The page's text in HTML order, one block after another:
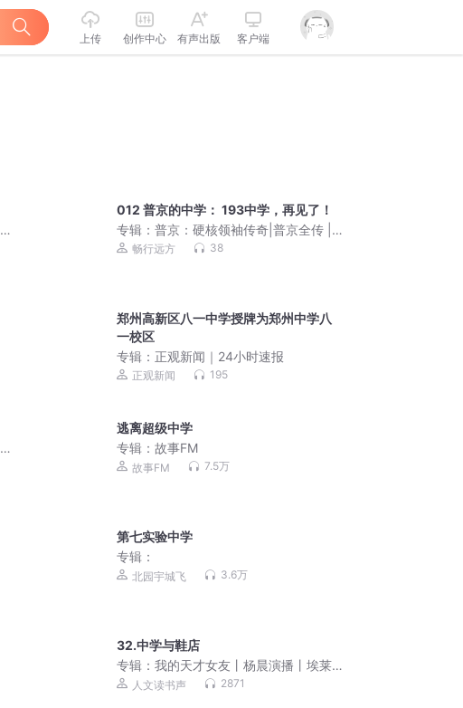
上传 创作中心 有声出版 客户端
012 普京的中学： 193中学，再见了！
专辑：普京：硬核领袖传奇|普京全传 |
大国博弈| 俄乌
畅行远方 38
郑州高新区八一中学授牌为郑州中学八
一校区
专辑： 正观新闻｜24小时速报
正观新闻 195
逃离超级中学
专辑：故事FM
故事FM 7.5万
第七实验中学
专辑：
北园宇城飞 3.6万
32.中学与鞋店
专辑：我的天才女友丨杨晨演播丨埃莱
娜·费兰特著
人文读书声 2871